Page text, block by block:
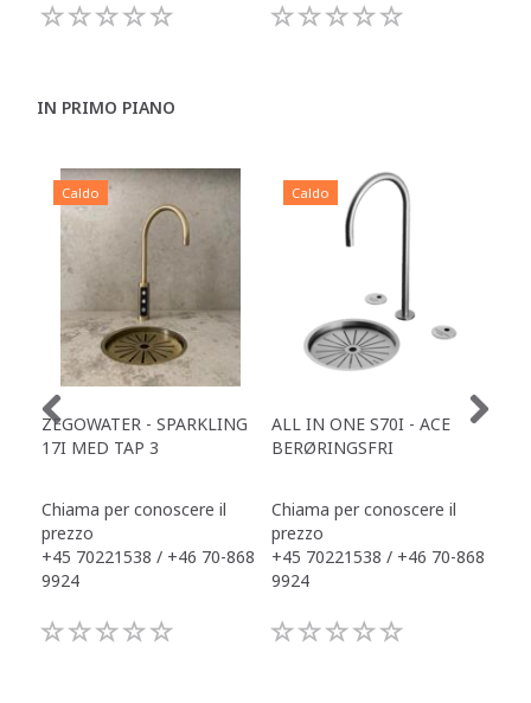
IN PRIMO PIANO
Caldo
ZEGOWATER - SPARKLING
17I MED TAP 3
Chiama per conoscere il
prezzo
+45 70221538 / +46 70-868
9924
Caldo
ALL IN ONE S70I - ACE
BERØRINGSFRI
Chiama per conoscere il
prezzo
+45 70221538 / +46 70-868
9924